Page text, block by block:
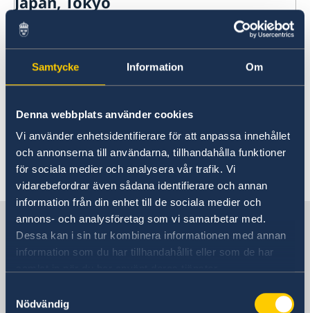
Samtycke Information Om
Denna webbplats använder cookies
Vi använder enhetsidentifierare för att anpassa innehållet
och annonserna till användarna, tillhandahålla funktioner
för sociala medier och analysera vår trafik. Vi
vidarebefordrar även sådana identifierare och annan
information från din enhet till de sociala medier och
annons- och analysföretag som vi samarbetar med.
Dessa kan i sin tur kombinera informationen med annan
information som du har tillhandahållit eller som de har
Nödvändig
Contact
About us
Ambassador Viktoria Li
Team Sweden Japan
Commercial & Investment Office – Business Sweden
The Embassy Building
Current
News
Passport
Application to the Embassy of Sweden in Tokyo for
Nominal Support
INFORMATION - 4-5 May
04 Mar 2025
The embassy will be closed on 4-5
May.
Sweden in Japan
Embassy
Visiting address